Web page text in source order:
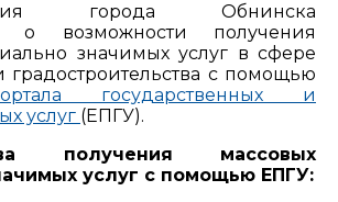
города Обнинска
о возможности получения
значимых услуг в сфере
градостроительства с помощью
государственных и
услуг (ЕПГУ).
получения массовых
услуг с помощью ЕПГУ: